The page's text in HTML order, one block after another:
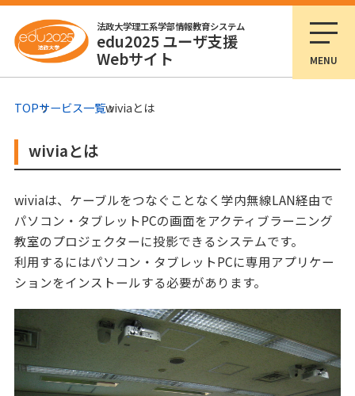
法政大学理工系学部情報教育システム
edu2025 ユーザ支援
Webサイト MENU
TOPサービス一覧wiviaとは
wiviaとは
wiviaは、ケーブルをつなぐことなく学内無線LAN経由で
パソコン・タブレットPCの画面をアクティブラーニング
教室のプロジェクターに投影できるシステムです。
利用するにはパソコン・タブレットPCに専用アプリケー
ションをインストールする必要があります。